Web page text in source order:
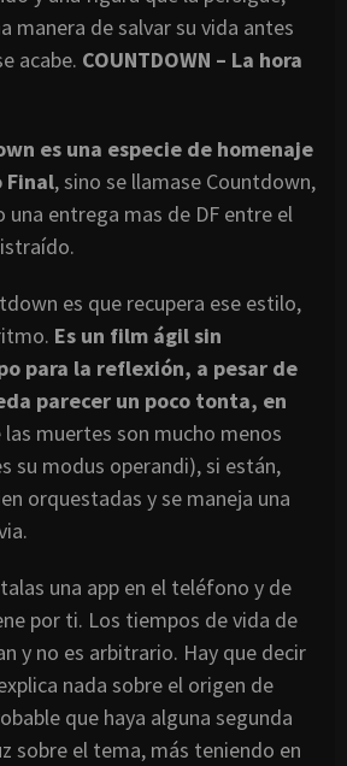
manera de salvar su vida antes
acabe. COUNTDOWN – La hora
es una especie de homenaje
Final, sino se llamase Countdown,
una entrega mas de DF entre el
es que recupera ese estilo,
Es un film ágil sin
para la reflexión, a pesar de
parecer un poco tonta, en
las muertes son mucho menos
su modus operandi), si están,
orquestadas y se maneja una
una app en el teléfono y de
por ti. Los tiempos de vida de
y no es arbitrario. Hay que decir
nada sobre el origen de
que haya alguna segunda
sobre el tema, más teniendo en